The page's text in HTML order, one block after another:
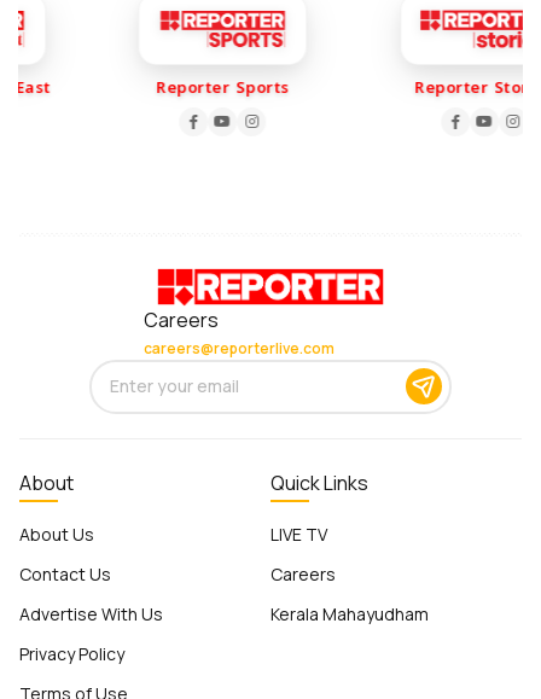
Reporter Sports Reporter Stories
Careers
careers@reporterlive.com
About
About Us
Contact Us
Advertise With Us
Privacy Policy
Terms of Use
Quick Links
LIVE TV
Careers
Kerala Mahayudham